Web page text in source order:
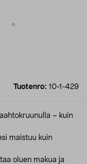
Tuotenro: 10-1-429
– kuin
maistuu kuin
oluen makua ja